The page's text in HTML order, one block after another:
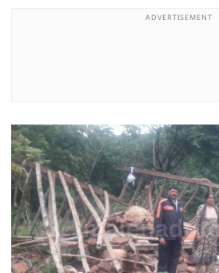
ADVERTISEMENT